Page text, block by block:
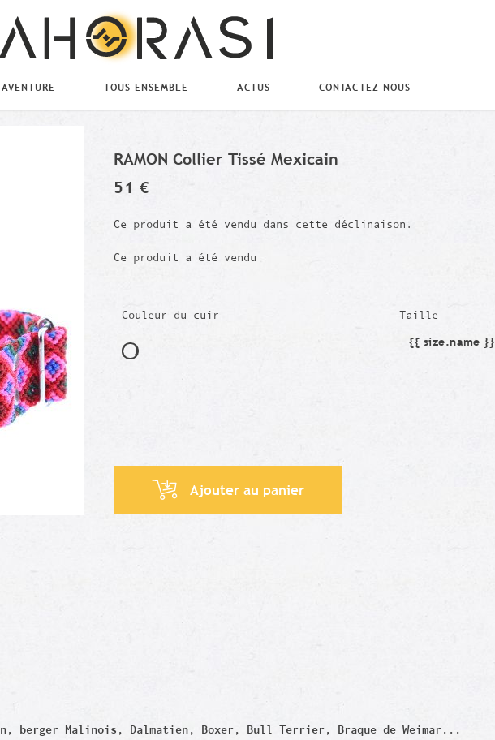
TOUS ENSEMBLE ACTUS CONTACTEZ-NOUS
RAMON Collier Tissé Mexicain
51 €
Ce produit a été vendu dans cette déclinaison.
Ce produit a été vendu
Couleur du cuir Taille
Taille
{{ size.name }}
Ajouter au panier
berger Malinois, Dalmatien, Boxer, Bull Terrier, Braque de Weimar...